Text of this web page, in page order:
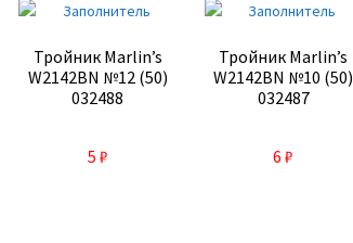
Тройник Marlin’s
W2142BN №12 (50)
032488
5 ₽
Тройник Marlin’s
W2142BN №10 (50)
032487
6₽